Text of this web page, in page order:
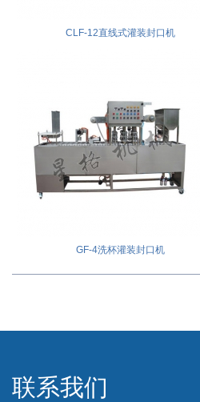
CLF-12直线式灌装封口机
GF-4洗杯灌装封口机
联系我们